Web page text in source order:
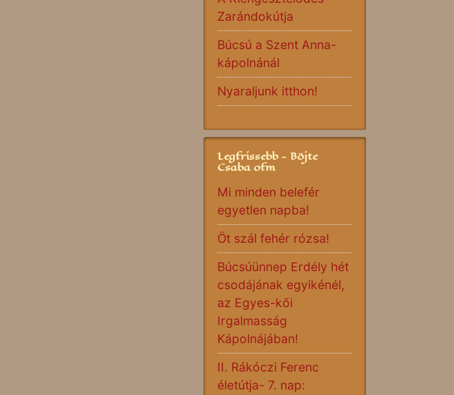
Zarándokútja
Búcsú a Szent Anna-
kápolnánál
Nyaraljunk itthon!
Legfrissebb - Böjte
Csaba ofm
Mi minden belefér
egyetlen napba!
Öt szál fehér rózsa!
Búcsúünnep Erdély hét
csodájának egyikénél,
az Egyes-kői
Irgalmasság
Kápolnájában!
II. Rákóczi Ferenc
életútja- 7. nap: